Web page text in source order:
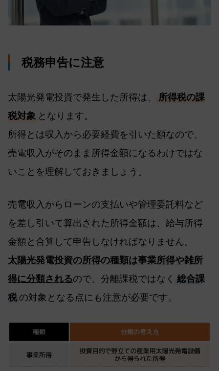
税務申告に注意
太陽光発電投資で発生した所得は、
所得税の課
税対象 となります。
所得とは収入から必要経費を引いた額なので、
売電収入がそのまま所得金額になるわけではな
いことを理解しておきましょう。
売電収入からローンの支払いや管理委託料など
を差し引いて算出された所得金額は、給与所得
金額と合算して申告しなければなりません。
太陽光発電投資の所得の種類は事業所得や雑所
得に分類されるので、分離課税ではなく 総合課
税 の対象となる点にも注意が必要です。